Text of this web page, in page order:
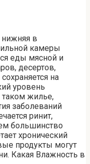
нижняя в
камеры
еды мясной и
десертов,
на
уровень
жилье,
заболеваний
ринит,
большинство
хронический
продукты могут
Какая Влажность в